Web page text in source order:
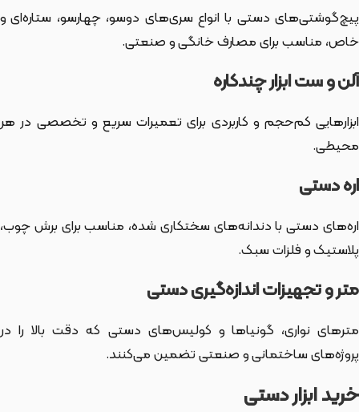
پیچ‌گوشتی‌های دستی با انواع سری‌های دوسو، چهارسو، ستاره‌ای و
خاص، مناسب برای مصارف خانگی و صنعتی.
آلن و ست ابزار چندکاره
ابزارهایی کم‌حجم و کاربردی برای تعمیرات سریع و تخصصی در هر
محیطی.
اره دستی
اره‌های دستی با دندانه‌های سختکاری شده، مناسب برای برش چوب،
پلاستیک و فلزات سبک.
متر و تجهیزات اندازه‌گیری دستی
مترهای نواری، گونیاها و کولیس‌های دستی که دقت بالا را در
پروژه‌های ساختمانی و صنعتی تضمین می‌کنند.
خرید ابزار دستی